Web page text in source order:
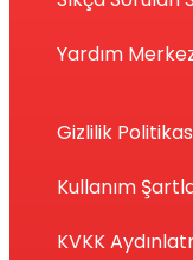
Yardım
Gizlilik
Kullanım
KVKK